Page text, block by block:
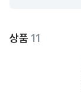
상품 11